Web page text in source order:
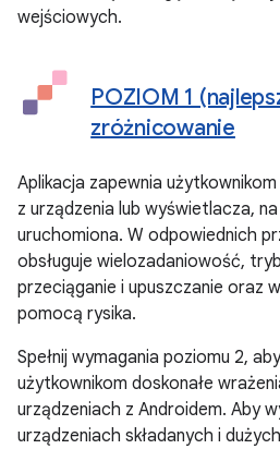
wejściowych.
POZIOM 1
zróżnicowanie
Aplikacja zapewnia
z urządzenia lub wyświetlacza,
uruchomiona. W odpowiednich
obsługuje wielozadaniowość,
przeciąganie i upuszczanie oraz
pomocą rysika.
Spełnij wymagania poziomu 2,
użytkownikom doskonałe
urządzeniach z Androidem. Aby
urządzeniach składanych i